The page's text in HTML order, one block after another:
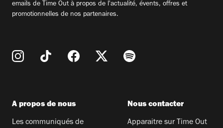
emails de Time Out à propos de l'actualité, évents, offres et
promotionnelles de nos partenaires.
A propos de nous
Les communiqués de
Nous contacter
Apparaitre sur Time Out